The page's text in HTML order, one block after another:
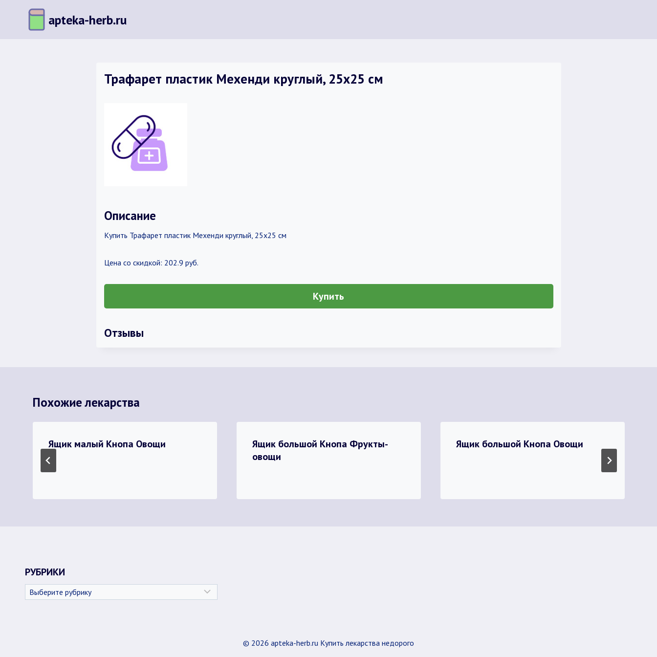
содержимому
apteka-herb.ru
Трафарет пластик Мехенди круглый, 25х25 см
Описание
Купить Трафарет пластик Мехенди круглый, 25х25 см
Цена со скидкой: 202.9 руб.
Купить
Отзывы
Похожие лекарства
Ящик малый Кнопа Овощи
Ящик большой Кнопа Фрукты-
овощи
Ящик большой Кнопа Овощи
РУБРИКИ
Рубрики
© 2026 apteka-herb.ru Купить лекарства недорого